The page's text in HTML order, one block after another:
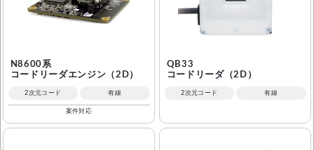
N8600系
コードリーダエンジン（2D）
2次元コード 有線
案件対応
QB33
コードリーダ（2D）
2次元コード 有線